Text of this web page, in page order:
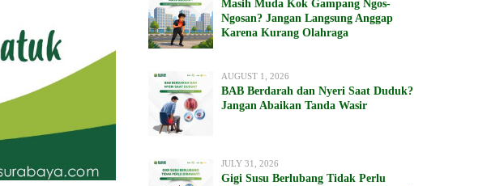
Masih Muda Kok Gampang Ngos-
Ngosan? Jangan Langsung Anggap
Karena Kurang Olahraga
AUGUST 1, 2026
BAB Berdarah dan Nyeri Saat Duduk?
Jangan Abaikan Tanda Wasir
JULY 31, 2026
Gigi Susu Berlubang Tidak Perlu